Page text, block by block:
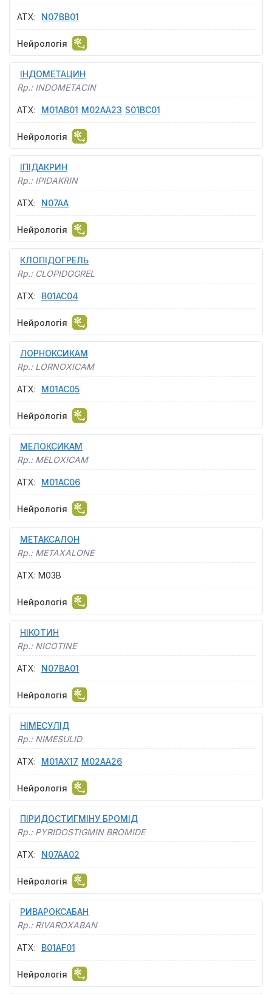
АТХ: N07BB01
Нейрологія
ІНДОМЕТАЦИН
Rp.: INDOMETACIN
АТХ: M01AB01 M02AA23 S01BC01
Нейрологія
ІПІДАКРИН
Rp.: IPIDAKRIN
АТХ: N07AA
Нейрологія
КЛОПІДОГРЕЛЬ
Rp.: CLOPIDOGREL
АТХ: B01AC04
Нейрологія
ЛОРНОКСИКАМ
Rp.: LORNOXICAM
АТХ: M01AC05
Нейрологія
МЕЛОКСИКАМ
Rp.: MELOXICAM
АТХ: M01AC06
Нейрологія
МЕТАКСАЛОН
Rp.: METAXALONE
АТХ: M03B
Нейрологія
НІКОТИН
Rp.: NICOTINE
АТХ: N07BA01
Нейрологія
НІМЕСУЛІД
Rp.: NIMESULID
АТХ: M01AX17 M02AA26
Нейрологія
ПІРИДОСТИГМІНУ БРОМІД
Rp.: PYRIDOSTIGMIN BROMIDE
АТХ: N07AA02
Нейрологія
РИВАРОКСАБАН
Rp.: RIVAROXABAN
АТХ: B01AF01
Нейрологія